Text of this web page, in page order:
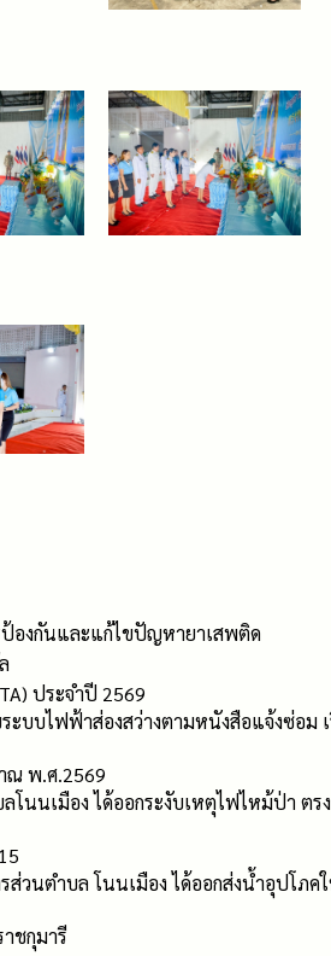
ป้องกันและแก้ไขปัญหายาเสพติด
ประจำปี 2569
บไฟฟ้าส่องสว่างตามหนังสือแจ้งซ่อม
ณ พ.ศ.2569
นนเมือง ได้ออกระงับเหตุไฟไหม้ป่า ตร
ส่วนตำบล โนนเมือง ได้ออกส่งน้ำอุปโภ
ชกุมารี